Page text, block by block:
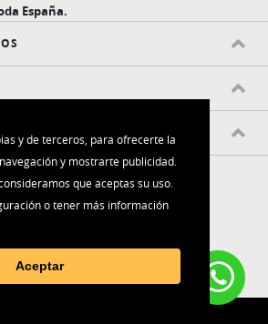
y de terceros, para ofrecerte la
y mostrarte publicidad.
que aceptas su uso.
o tener más información
Aceptar
España.
con nosotros:
(+34) 916 006 788